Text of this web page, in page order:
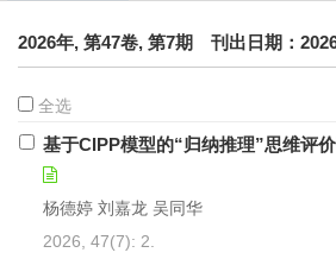
2026年, 第47卷, 第7期 刊出日期：
全选
基于CIPP模型的“归纳推理”思维评
杨德婷 刘嘉龙 吴同华
2026, 47(7): 2.